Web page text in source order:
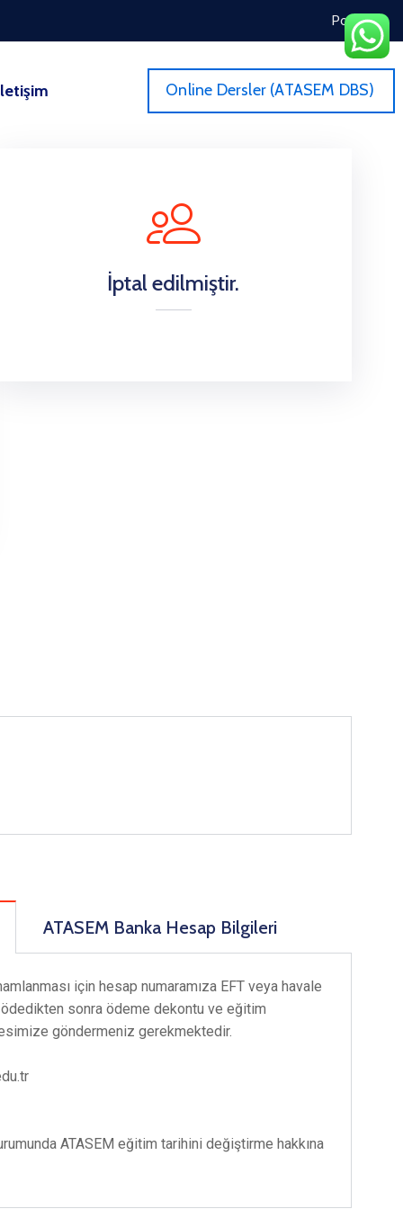
Portal
Online Dersler (ATASEM DBS)
İptal edilmiştir.
ATASEM Banka Hesap Bilgileri
için hesap numaramıza EFT veya havale
sonra ödeme dekontu ve eğitim
göndermeniz gerekmektedir.
ATASEM eğitim tarihini değiştirme hakkına